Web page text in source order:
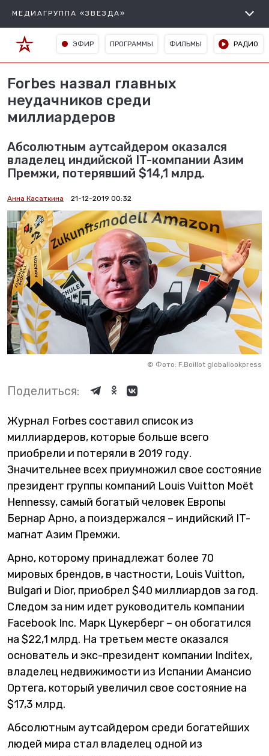
МЕДИАГРУППА «ЗВЕЗДА»
ЭФИР ПРОГРАММЫ ФИЛЬМЫ РАДИО
Forbes назвал главных
неудачников среди
миллиардеров
Абсолютным аутсайдером оказался
владелец индийской IT-компании Азим
Премжи, потерявший $14,1 млрд.
Анна Касаткина 21-12-2019 00:32
© Фото: F.Boillot globallookpress
Поделиться:
Журнал Forbes составил список из
миллиардеров, которые больше всего
приобрели и потеряли в 2019 году.
Значительнее всех приумножил свое состояние
президент группы компаний Louis Vuitton Moët
Hennessy, самый богатый человек Европы
Бернар Арно, а поиздержался – индийский IT-
магнат Азим Премжи.
Арно, которому принадлежат более 70
мировых брендов, в частности, Louis Vuitton,
Bulgari и Dior, приобрел $40 миллиардов за год.
Следом за ним идет руководитель компании
Facebook Inc. Марк Цукерберг – он обогатился
на $22,1 млрд. На третьем месте оказался
основатель и экс-президент компании Inditex,
владелец недвижимости из Испании Амансио
Ортега, который увеличил свое состояние на
$17,3 млрд.
Абсолютным аутсайдером среди богатейших
людей мира стал владелец одной из